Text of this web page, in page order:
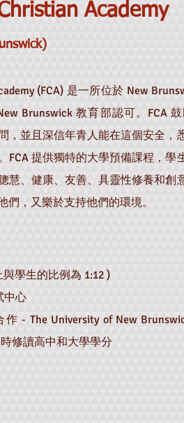
Academy
(FCA) 是一所位於 New
Brunswick 教育部認可。FCA
，並且深信年青人能在這個安全，
FCA 提供獨特的大學預備課程，學
慧、健康、友善、具靈性修養和創
們，又樂於支持他們的環境。
學生的比例為 1:12 )
中心
- The University of New
修讀高中和大學學分